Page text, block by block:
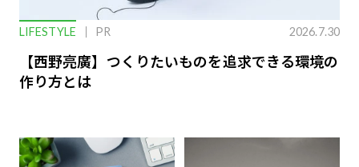
LIFESTYLE PR 2026.7.30
【西野亮廣】つくりたいものを追求できる環境の
作り方とは